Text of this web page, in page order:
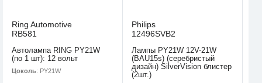
Ring Automotive
RB581
Автолампа RING PY21W
(по 1 шт): 12 вольт
Цоколь: PY21W
Philips
12496SVB2
Лампы PY21W 12V-21W
(BAU15s) (серебристый
дизайн) SilverVision блистер
(2шт.)